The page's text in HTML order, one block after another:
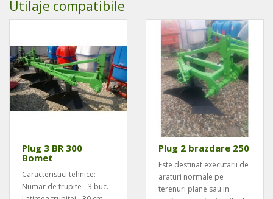
Utilaje compatibile
Plug 3 BR 300
Bomet
Caracteristici tehnice:
Numar de trupite - 3 buc.
Plug 2 brazdare 250
Este destinat executarii de
araturi normale pe
terenuri plane sau in